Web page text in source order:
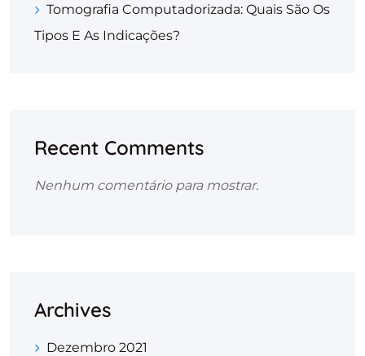
Tomografia Computadorizada: Quais São Os
Tipos E As Indicações?
Recent Comments
Nenhum comentário para mostrar.
Archives
Dezembro 2021